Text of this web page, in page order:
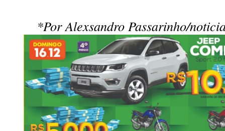
*Por Alexsandro Passarinho/